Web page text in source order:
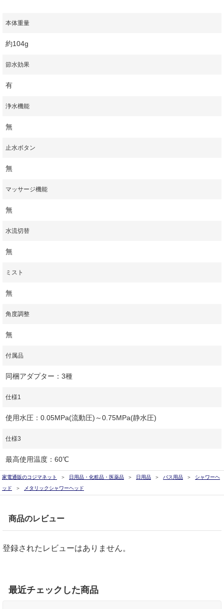
本体重量
約104g
節水効果
有
浄水機能
無
止水ボタン
無
マッサージ機能
無
水流切替
無
ミスト
無
角度調整
無
付属品
同梱アダプター：3種
仕様1
使用水圧：0.05MPa(流動圧)～0.75MPa(静水圧)
仕様3
最高使用温度：60℃
家電通販のコジマネット 日用品・化粧品・医薬品 日用品 バス用品
シャワーヘ
ッド
メタリックシャワーヘッド
商品のレビュー
登録されたレビューはありません。
最近チェックした商品